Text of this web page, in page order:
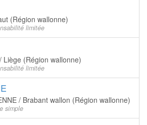
(Région wallonne)
limitée
Liège (Région wallonne)
limitée
/ Brabant wallon (Région wallonne)
simple